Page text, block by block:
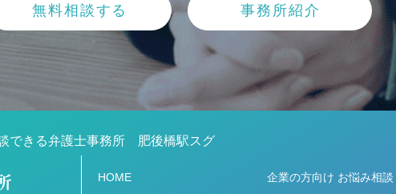
無料相談する 事務所紹介
できる弁護士事務所 肥後橋駅スグ
HOME 企業の方向け お悩み相談